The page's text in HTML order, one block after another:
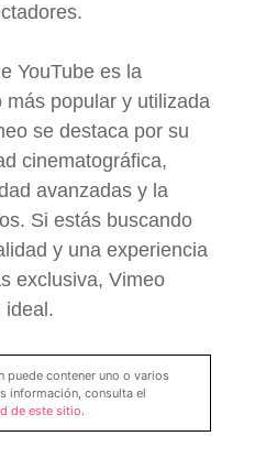
YouTube es la
más popular y utilizada
se destaca por su
cinematográfica,
avanzadas y la
Si estás buscando
y una experiencia
exclusiva, Vimeo
ideal.
puede contener uno o varios
información, consulta el
de este sitio.